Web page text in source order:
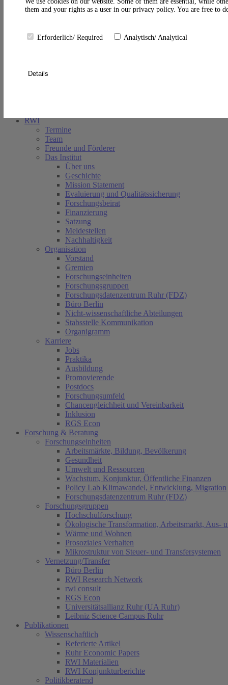
Suche schließen
RWI
Termine
Team
Freunde und Förderer
Das Institut
Über uns
Geschichte
Mission Statement
Evaluierung und Qualitätssicherung
Forschungsbeirat
Finanzierung
Satzung
Meldestellen
Nachhaltigkeit
Organisation
Vorstand
Gremien
Forschungseinheiten
Forschungsgruppen
Forschungsdatenzentrum Ruhr (FDZ)
Büro Berlin
Nicht-wissenschaftliche Abteilungen
Stabsstelle Kommunikation
Organigramm
Karriere
Jobs
Praktika
Ausbildung
Promovierende
Postdocs
Forschungsumfeld
Chancengleichheit und Vereinbarkeit
Inklusion
RGS Econ
Forschung & Beratung
Forschungseinheiten
Arbeitsmärkte, Bildung, Bevölkerung
Gesundheit
Umwelt und Ressourcen
Wachstum, Konjunktur, Öffentliche Finanzen
Policy Lab Klimawandel, Entwicklung, Migration
Forschungsdatenzentrum Ruhr (FDZ)
Forschungsgruppen
Hochschulforschung
Ökologische Transformation, Arbeitsmarkt, Aus-
Wärme und Wohnen
Prosoziales Verhalten
Mikrostruktur von Steuer- und Transfersystemen
Vernetzung/Transfer
Büro Berlin
RWI Research Network
rwi consult
RGS Econ
Universitätsallianz Ruhr (UA Ruhr)
Leibniz Science Campus Ruhr
Publikationen
Wissenschaftlich
Referierte Artikel
Ruhr Economic Papers
RWI Materialien
RWI Konjunkturberichte
Politikberatend
them and your rights as a user in our privacy policy. You are free to
Erforderlich/ Required Analytisch/ Analytical
Details